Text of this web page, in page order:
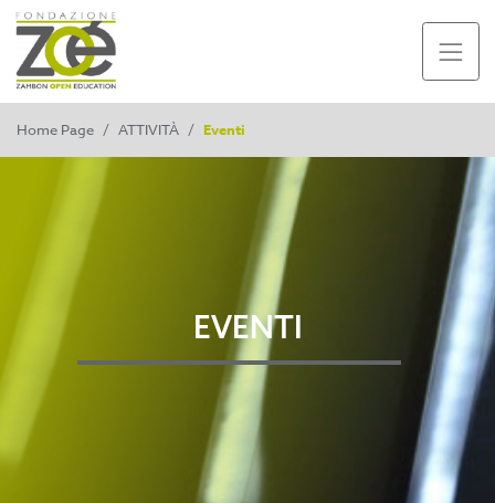
Home Page / ATTIVITÀ / Eventi
EVENTI